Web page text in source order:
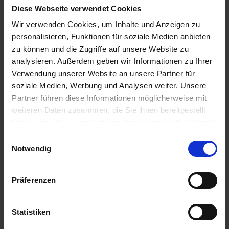
Diese Webseite verwendet Cookies
Wir verwenden Cookies, um Inhalte und Anzeigen zu
personalisieren, Funktionen für soziale Medien anbieten
zu können und die Zugriffe auf unsere Website zu
analysieren. Außerdem geben wir Informationen zu Ihrer
Verwendung unserer Website an unsere Partner für
soziale Medien, Werbung und Analysen weiter. Unsere
Partner führen diese Informationen möglicherweise mit
weiteren Daten zusammen, die Sie ihnen bereitgestellt
Notwendig
Präferenzen
Statistiken
IN DEN
WARENKORB
IN DEN
WARENKORB
Anmelden für Ihren persönlichen Preis
11,20 € / St
11,20 €pro 1 Stück
Auf Lager